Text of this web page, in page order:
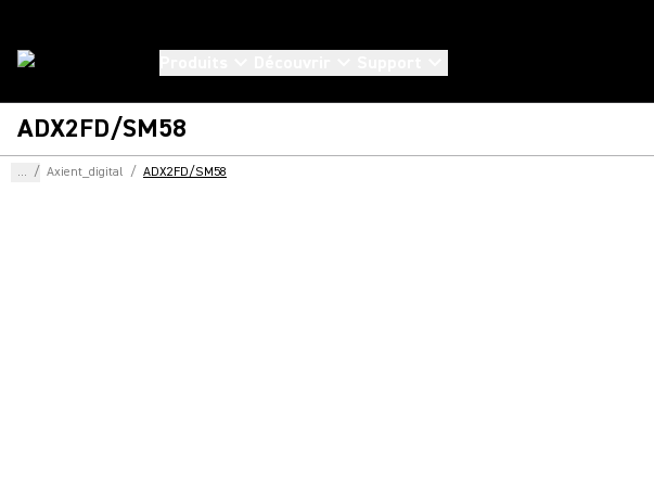
ADX2FD/SM58
... / Axient_digital / ADX2FD/SM58